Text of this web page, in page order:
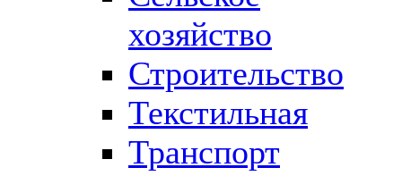
хозяйство
Строительство
Текстильная
Транспорт